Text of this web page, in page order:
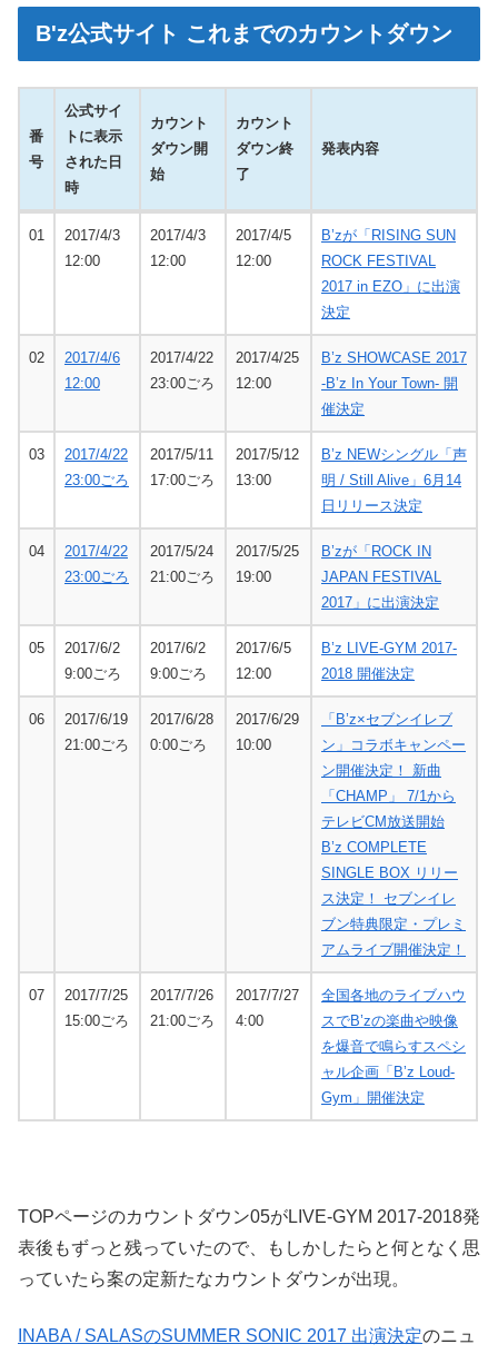
B'z公式サイト これまでのカウントダウン
番
号
公式サイ
トに表示
された日
時
カウント
ダウン開
始
カウント
ダウン終
了
発表内容
01
2017/4/3
12:00
2017/4/3
12:00
2017/4/5
12:00
B’zが「RISING SUN
ROCK FESTIVAL
2017 in EZO」に出演
決定
02
2017/4/6
12:00
2017/4/22
23:00ごろ
2017/4/25
12:00
B’z SHOWCASE 2017
-B’z In Your Town- 開
催決定
03
2017/4/22
23:00ごろ
2017/5/11
17:00ごろ
2017/5/12
13:00
B’z NEWシングル「声
明 / Still Alive」6月14
日リリース決定
04
2017/4/22
23:00ごろ
2017/5/24
21:00ごろ
2017/5/25
19:00
B’zが「ROCK IN
JAPAN FESTIVAL
2017」に出演決定
05
2017/6/2
9:00ごろ
2017/6/2
9:00ごろ
2017/6/5
12:00
B’z LIVE-GYM 2017-
2018 開催決定
06
2017/6/19
21:00ごろ
2017/6/28
0:00ごろ
2017/6/29
10:00
「B’z×セブンイレブ
ン」コラボキャンペー
ン開催決定！ 新曲
「CHAMP」 7/1から
テレビCM放送開始
B’z COMPLETE
SINGLE BOX リリー
ス決定！ セブンイレ
ブン特典限定・プレミ
アムライブ開催決定！
07
2017/7/25
15:00ごろ
2017/7/26
21:00ごろ
2017/7/27
4:00
全国各地のライブハウ
スでB’zの楽曲や映像
を爆音で鳴らすスペシ
ャル企画「Bʼz Loud-
Gym」開催決定
TOPページのカウントダウン05がLIVE-GYM 2017-2018発
表後もずっと残っていたので、もしかしたらと何となく思
っていたら案の定新たなカウントダウンが出現。
INABA / SALASのSUMMER SONIC 2017 出演決定のニュ